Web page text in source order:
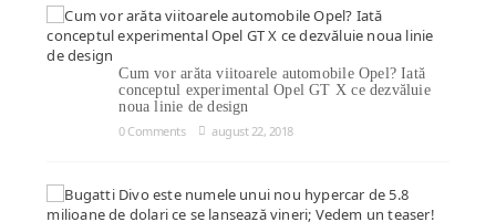
Cum vor arăta viitoarele automobile Opel? Iată
conceptul experimental Opel GT X ce dezvăluie
noua linie de design
0 Comments
august 22, 2018